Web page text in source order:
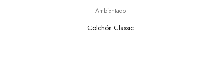
Ambientado
Colchón Classic